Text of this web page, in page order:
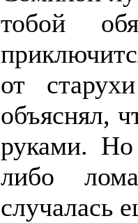
тобой
от
объяснял,
руками. Но
либо
случалась